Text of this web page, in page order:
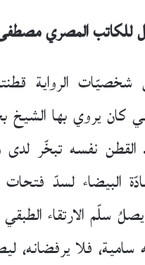
للكاتبالمصري
الرواية
كان يروي بها
نفسه تبخّر لدى
البيضاء لسدّ
سلّم الارتقاء
سامية، فلا يرفضانه،